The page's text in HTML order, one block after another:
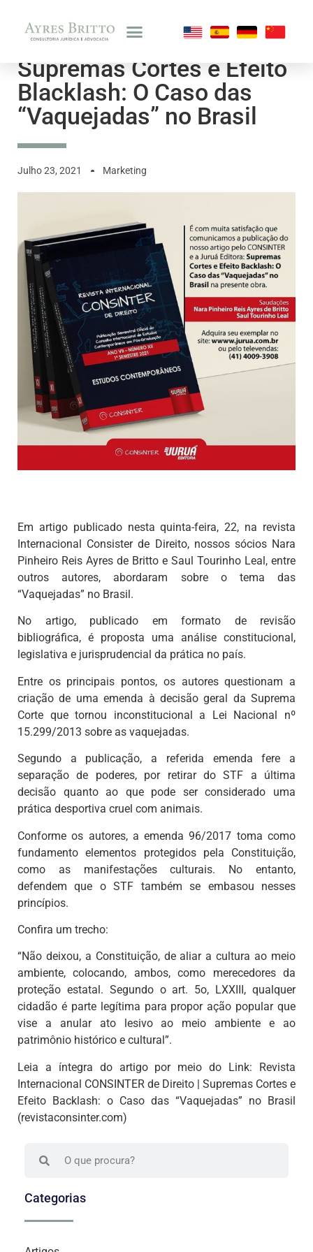
Supremas Cortes e Efeito
Blacklash: O Caso das
“Vaquejadas” no Brasil
Julho 23, 2021 Marketing
Em artigo publicado nesta quinta-feira, 22, na revista
Internacional Consister de Direito, nossos sócios Nara
Pinheiro Reis Ayres de Britto e Saul Tourinho Leal, entre
outros autores, abordaram sobre o tema das
“Vaquejadas” no Brasil.
No artigo, publicado em formato de revisão
bibliográfica, é proposta uma análise constitucional,
legislativa e jurisprudencial da prática no país.
Entre os principais pontos, os autores questionam a
criação de uma emenda à decisão geral da Suprema
Corte que tornou inconstitucional a Lei Nacional nº
15.299/2013 sobre as vaquejadas.
Segundo a publicação, a referida emenda fere a
separação de poderes, por retirar do STF a última
decisão quanto ao que pode ser considerado uma
prática desportiva cruel com animais.
Conforme os autores, a emenda 96/2017 toma como
fundamento elementos protegidos pela Constituição,
como as manifestações culturais. No entanto,
defendem que o STF também se embasou nesses
princípios.
Confira um trecho:
“Não deixou, a Constituição, de aliar a cultura ao meio
ambiente, colocando, ambos, como merecedores da
proteção estatal. Segundo o art. 5o, LXXIII, qualquer
cidadão é parte legítima para propor ação popular que
vise a anular ato lesivo ao meio ambiente e ao
patrimônio histórico e cultural”.
Leia a íntegra do artigo por meio do Link: Revista
Internacional CONSINTER de Direito | Supremas Cortes e
Efeito Backlash: o Caso das “Vaquejadas” no Brasil
(revistaconsinter.com)
Categorias